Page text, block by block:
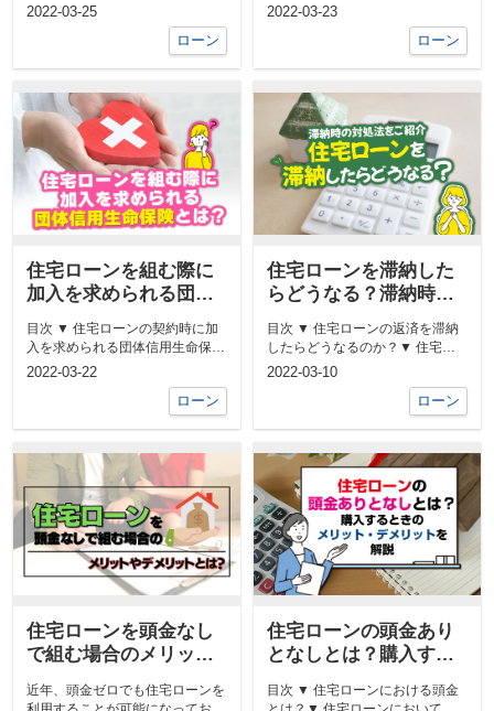
り気になるところではないでしょ
2022-03-25
ローン
ンの一つ「フラット35」を利用
2022-03-23
ローン
住宅ローンを組む際に
加入を求められる団体
目次 ▼ 住宅ローンの契約時に加
入を求められる団体信用生命保険
とは？▼ 住宅ローンを組むとき
2022-03-22
ローン
住宅ローンを滞納した
らどうなる？滞納時の
目次 ▼ 住宅ローンの返済を滞納
したらどうなるのか？▼ 住宅ロ
ーンを滞納しているときの対処法
2022-03-10
ローン
住宅ローンを頭金なし
で組む場合のメリット
近年、頭金ゼロでも住宅ローンを
住宅ローンの頭金あり
となしとは？購入する
リットを解説
目次 ▼ 住宅ローンにおける頭金